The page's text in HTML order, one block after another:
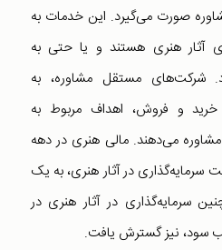
صورت می‌گیرد. این خدمات به
آثار هنری هستند و یا حتی به
شرکت‌های مستقل مشاوره، به
و فروش، اهداف مربوط به
مشاوره می‌دهند. مالی هنری در دهه
سرمایه‌گذاری در آثار هنری، به یک
سرمایه‌گذاری در آثار هنری در
سود، نیز گسترش یافت.